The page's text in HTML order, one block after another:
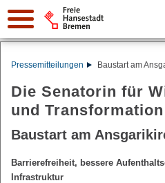
Suche:
Pressemitteilungen Baustart am
Die Senatorin für
und Transformation
Baustart am
Barrierefreiheit, bessere
Infrastruktur